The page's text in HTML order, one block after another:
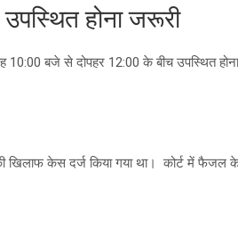
होना जरूरी
बजे से दोपहर 12:00 के बीच उपस्थित होना
खिलाफ केस दर्ज किया गया था। कोर्ट में फैजल